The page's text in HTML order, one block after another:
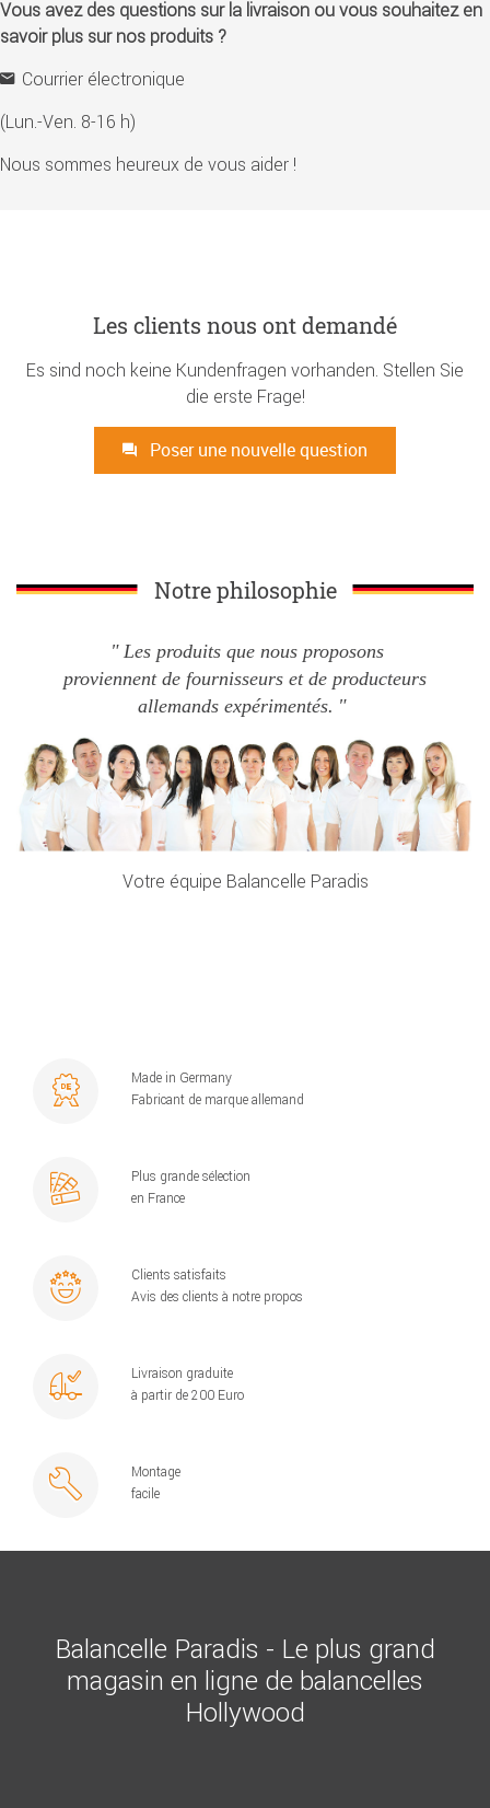
Vous avez des questions sur la livraison ou vous souhaitez en
savoir plus sur nos produits ?
Courrier électronique
(Lun.-Ven. 8-16 h)
Nous sommes heureux de vous aider !
Les clients nous ont demandé
Es sind noch keine Kundenfragen vorhanden. Stellen Sie
die erste Frage!
Poser une nouvelle question
Notre philosophie
Les produits que nous proposons
proviennent de fournisseurs et de producteurs
allemands expérimentés.
Votre équipe Balancelle Paradis
Made in Germany
Fabricant de marque allemand
Plus grande sélection
en France
Clients satisfaits
Avis des clients à notre propos
Livraison graduite
à partir de 200 Euro
Montage
facile
Balancelle Paradis - Le plus grand
magasin en ligne de balancelles
Hollywood